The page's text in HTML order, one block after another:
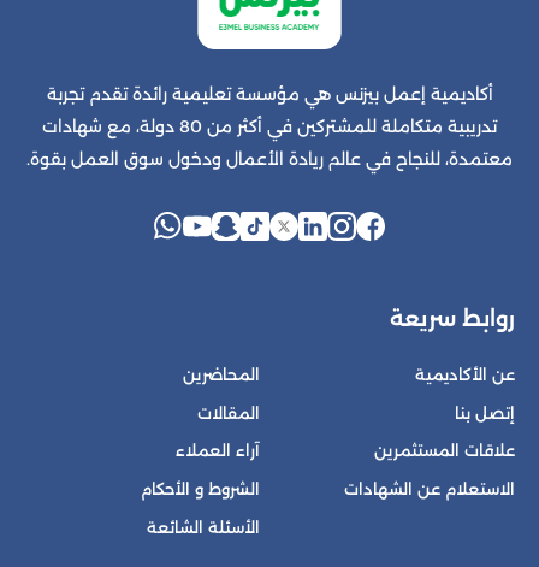
أكاديمية إعمل بيزنس هي مؤسسة تعليمية رائدة تقدم تجربة
تدريبية متكاملة للمشتركين في أكثر من 80 دولة، مع شهادات
معتمدة، للنجاح في عالم ريادة الأعمال ودخول سوق العمل بقوة.
روابط سريعة
عن الأكاديمية
إتصل بنا
علاقات المستثمرين
الاستعلام عن الشهادات
المحاضرين
المقالات
آراء العملاء
الشروط و الأحكام
الأسئلة الشائعة